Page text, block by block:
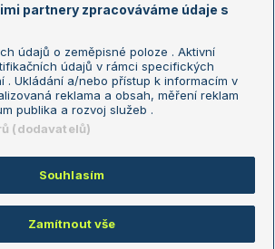
Nastavení soukromí
Reklama
Informace o zpracování osobních
údajů
Využíváme zpravodajství ČTK.
partnery zpracováváme údaje s
údajů o zeměpisné poloze . Aktivní
údajů v rámci specifických
. Ukládání a/nebo přístup k informacím v
reklama a obsah, měření reklam
publika a rozvoj služeb .
(dodavatelů)
Souhlasím
Zamítnout vše